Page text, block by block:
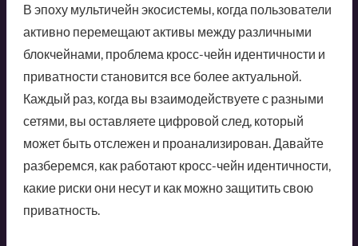
В эпоху мультичейн экосистемы, когда пользователи
активно перемещают активы между различными
блокчейнами, проблема кросс-чейн идентичности и
приватности становится все более актуальной.
Каждый раз, когда вы взаимодействуете с разными
сетями, вы оставляете цифровой след, который
может быть отслежен и проанализирован. Давайте
разберемся, как работают кросс-чейн идентичности,
какие риски они несут и как можно защитить свою
приватность.